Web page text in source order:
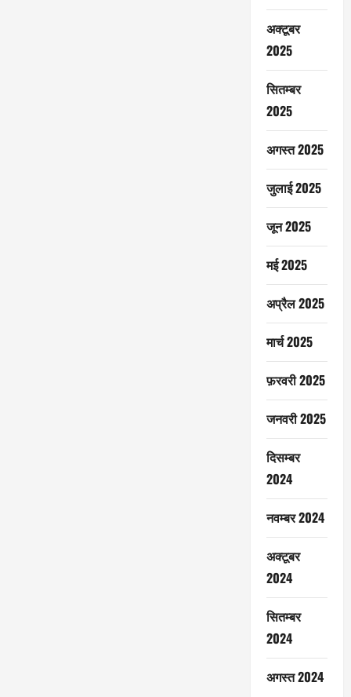
अक्टूबर
2025
सितम्बर
2025
अगस्त 2025
जुलाई 2025
जून 2025
मई 2025
अप्रैल 2025
मार्च 2025
फ़रवरी 2025
जनवरी 2025
दिसम्बर
2024
नवम्बर 2024
अक्टूबर
2024
सितम्बर
2024
अगस्त 2024